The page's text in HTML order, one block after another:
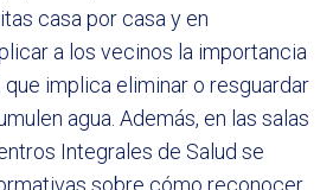
casa por casa y en
a los vecinos la importancia
que implica eliminar o resguardar
agua. Además, en las salas
Integrales de Salud se